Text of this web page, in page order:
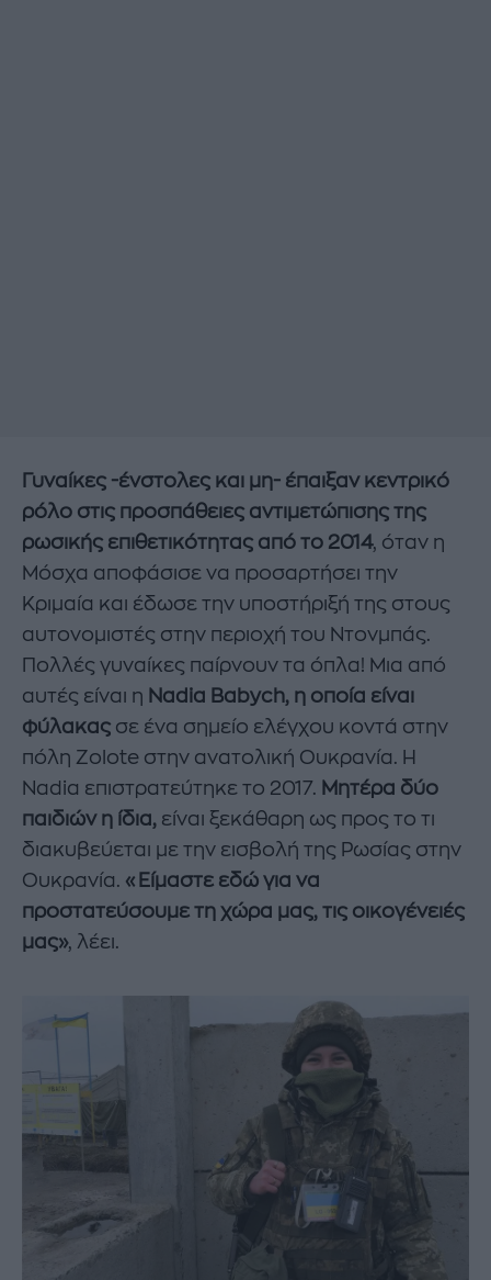
Γυναίκες -ένστολες και μη- έπαιξαν κεντρικό
ρόλο στις προσπάθειες αντιμετώπισης της
ρωσικής επιθετικότητας από το 2014, όταν η
Μόσχα αποφάσισε να προσαρτήσει την
Κριμαία και έδωσε την υποστήριξή της στους
αυτονομιστές στην περιοχή του Ντονμπάς.
Πολλές γυναίκες παίρνουν τα όπλα! Μια από
αυτές είναι η Nadia Babych, η οποία είναι
φύλακας σε ένα σημείο ελέγχου κοντά στην
πόλη Zolote στην ανατολική Ουκρανία. Η
Nadia επιστρατεύτηκε το 2017. Μητέρα δύο
παιδιών η ίδια, είναι ξεκάθαρη ως προς το τι
διακυβεύεται με την εισβολή της Ρωσίας στην
Ουκρανία. «Είμαστε εδώ για να
προστατεύσουμε τη χώρα μας, τις οικογένειές
μας», λέει.